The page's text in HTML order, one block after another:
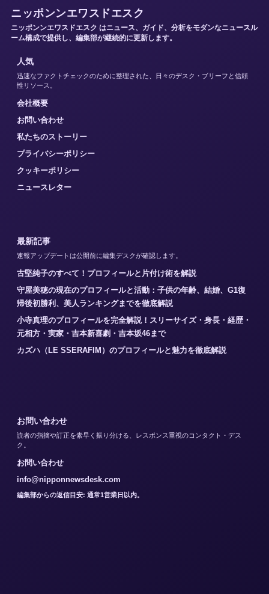
ニッポンンエワスドエスク
ニッポンンエワスドエスク はニュース、ガイド、分析をモダンなニュースル
ーム構成で提供し、編集部が継続的に更新します。
人気
迅速なファクトチェックのために整理された、日々のデスク・ブリーフと信頼
性リソース。
会社概要
お問い合わせ
私たちのストーリー
プライバシーポリシー
クッキーポリシー
ニュースレター
最新記事
速報アップデートは公開前に編集デスクが確認します。
古堅純子のすべて！プロフィールと片付け術を解説
守屋美穂の現在のプロフィールと活動：子供の年齢、結婚、G1復
帰後初勝利、美人ランキングまでを徹底解説
小寺真理のプロフィールを完全解説！スリーサイズ・身長・経歴・
元相方・実家・吉本新喜劇・吉本坂46まで
カズハ（LE SSERAFIM）のプロフィールと魅力を徹底解説
お問い合わせ
読者の指摘や訂正を素早く振り分ける、レスポンス重視のコンタクト・デス
ク。
お問い合わせ
info@nipponnewsdesk.com
編集部からの返信目安: 通常1営業日以内。